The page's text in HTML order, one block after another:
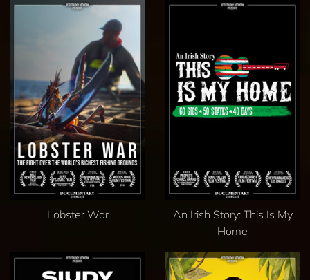
Lobster War
An Irish Story: This Is My
Home